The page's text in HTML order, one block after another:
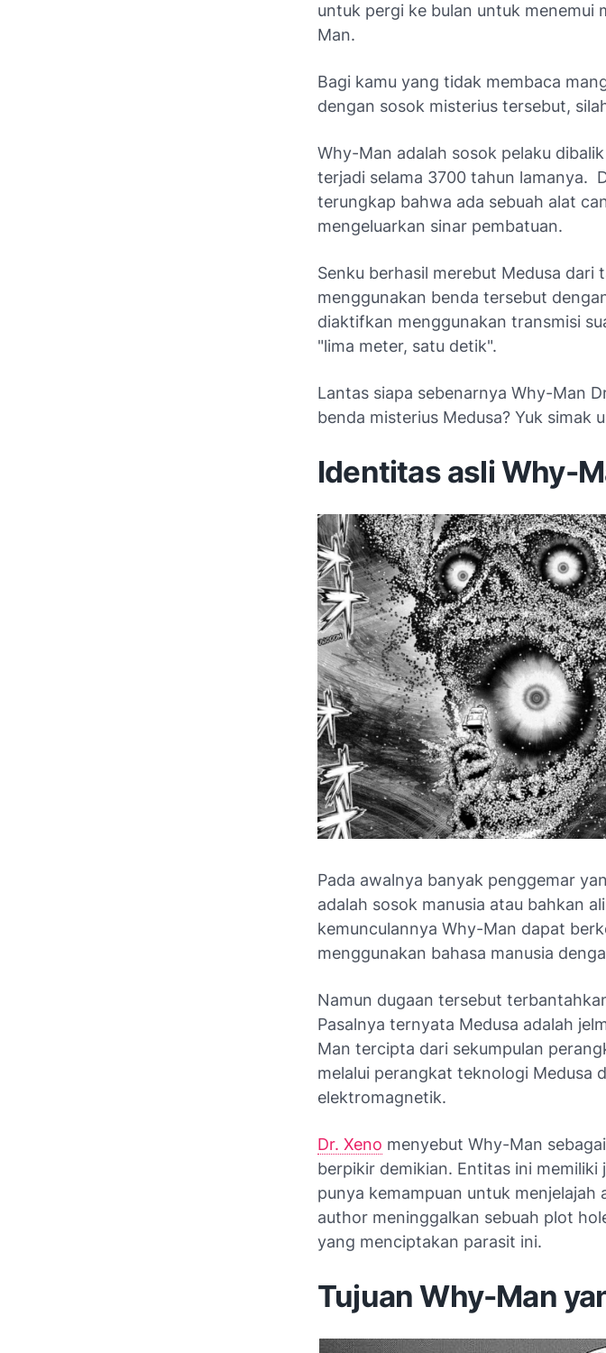
untuk pergi ke bulan untuk menemui
Man.
Bagi kamu yang tidak membaca
dengan sosok misterius tersebut,
Why-Man adalah sosok pelaku
terjadi selama 3700 tahun lamanya.
terungkap bahwa ada sebuah alat
mengeluarkan sinar pembatuan.
Senku berhasil merebut Medusa dari
menggunakan benda tersebut
diaktifkan menggunakan transmisi
"lima meter, satu detik".
Lantas siapa sebenarnya Why-Man
benda misterius Medusa? Yuk simak
Identitas asli Why-
Pada awalnya banyak penggemar
adalah sosok manusia atau bahkan
kemunculannya Why-Man dapat
menggunakan bahasa manusia
Namun dugaan tersebut
Pasalnya ternyata Medusa adalah
Man tercipta dari sekumpulan
melalui perangkat teknologi Medusa
elektromagnetik.
Dr. Xeno menyebut Why-Man
berpikir demikian. Entitas ini
punya kemampuan untuk menjelajah
author meninggalkan sebuah plot
yang menciptakan parasit ini.
Tujuan Why-Man